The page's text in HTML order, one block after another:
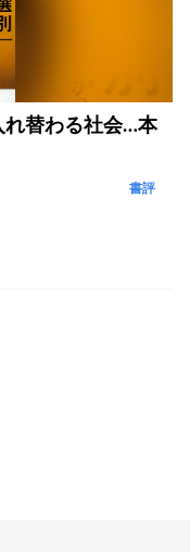
れ替わる社会…本
書評